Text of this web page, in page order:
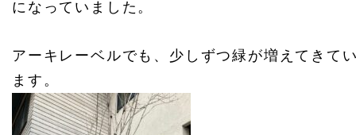
になっていました。
アーキレーベルでも、少しずつ緑が増えてきて
ます。